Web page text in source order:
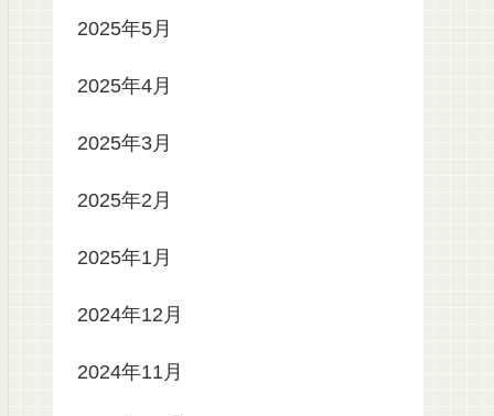
2025年5月
2025年4月
2025年3月
2025年2月
2025年1月
2024年12月
2024年11月